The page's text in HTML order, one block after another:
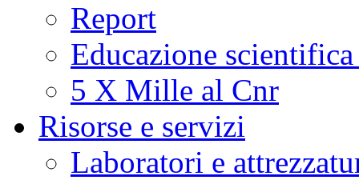
Report
Educazione
5 X Mille al Cnr
Risorse e servizi
Laboratori e